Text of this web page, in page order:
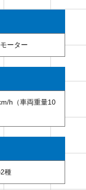
ーター
h（車両重量10
種